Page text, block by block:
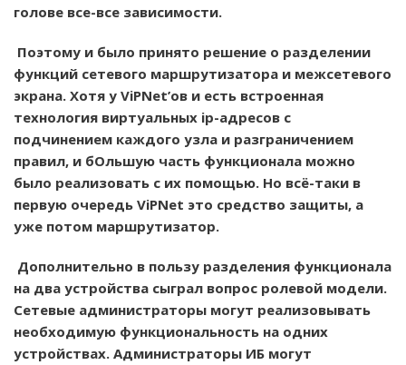
голове все-все зависимости.
Поэтому и было принято решение о разделении
функций сетевого маршрутизатора и межсетевого
экрана. Хотя у ViPNet’ов и есть встроенная
технология виртуальных ip-адресов с
подчинением каждого узла и разграничением
правил, и бОльшую часть функционала можно
было реализовать с их помощью. Но всё-таки в
первую очередь ViPNet это средство защиты, а
уже потом маршрутизатор.
Дополнительно в пользу разделения функционала
на два устройства сыграл вопрос ролевой модели.
Сетевые администраторы могут реализовывать
необходимую функциональность на одних
устройствах. Администраторы ИБ могут